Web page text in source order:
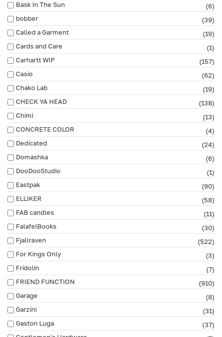
Bask In The Sun
(6)
bobber
(39)
Called a Garment
(19)
Cards and Care
(1)
Carhartt WIP
(157)
Casio
(62)
Chako Lab
(19)
CHECK YA HEAD
(138)
Chimi
(13)
CONCRETE COLOR
(4)
Dedicated
(24)
Domashka
(6)
DooDooStudio
(1)
Eastpak
(90)
ELLIKER
(58)
FAB сandles
(11)
FalafelBooks
(30)
Fjallraven
(522)
For Kings Only
(3)
Fridolin
(7)
FRIEND FUNCTION
(910)
Garage
(8)
Garzini
(31)
Gaston Luga
(37)